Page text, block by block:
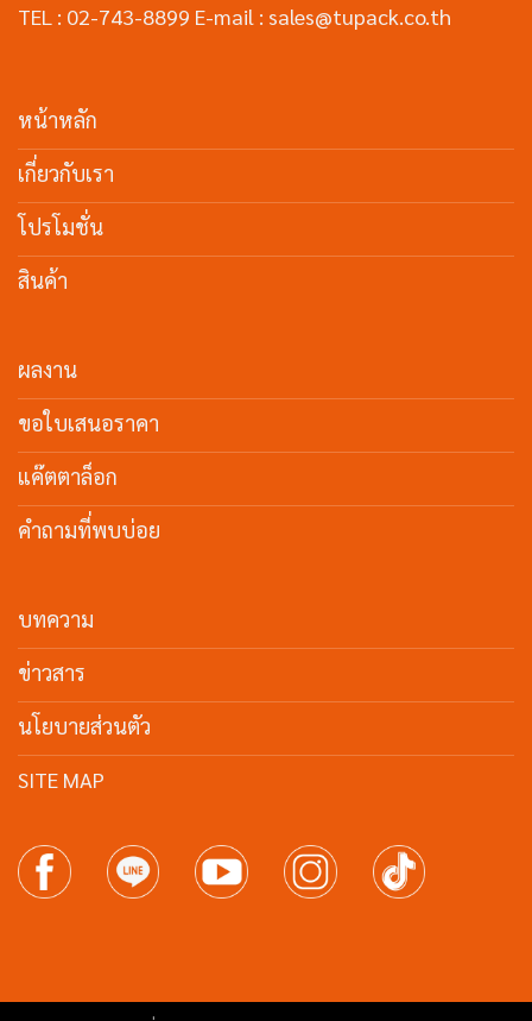
TEL : 02-743-8899 E-mail : sales@tupack.co.th
หน้าหลัก
เกี่ยวกับเรา
โปรโมชั่น
สินค้า
ผลงาน
ขอใบเสนอราคา
แค๊ตตาล็อก
คำถามที่พบบ่อย
บทความ
ข่าวสาร
นโยบายส่วนตัว
SITE MAP